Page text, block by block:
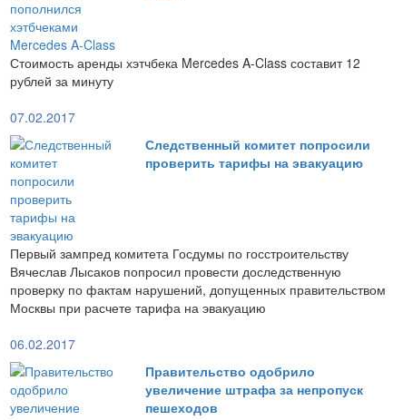
Стоимость аренды хэтчбека Mercedes A-Class составит 12
рублей за минуту
07.02.2017
Следственный комитет попросили
проверить тарифы на эвакуацию
Первый зампред комитета Госдумы по госстроительству
Вячеслав Лысаков попросил провести доследственную
проверку по фактам нарушений, допущенных правительством
Москвы при расчете тарифа на эвакуацию
06.02.2017
Правительство одобрило
увеличение штрафа за непропуск
пешеходов